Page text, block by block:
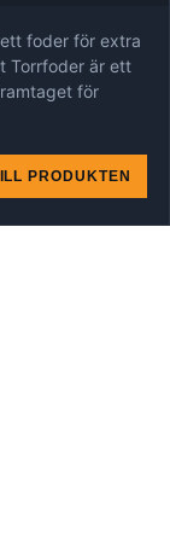
foder för extra
Torrfoder är ett
för
PRODUKTEN